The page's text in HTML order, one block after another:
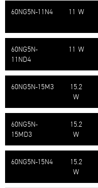
60NG5N-​11N4 11 W
60NG5N-​
11ND4
11 W
60NG5N-​15M3
15.2
W
60NG5N-​
15MD3
15.2
W
60NG5N-​15N4
15.2
W